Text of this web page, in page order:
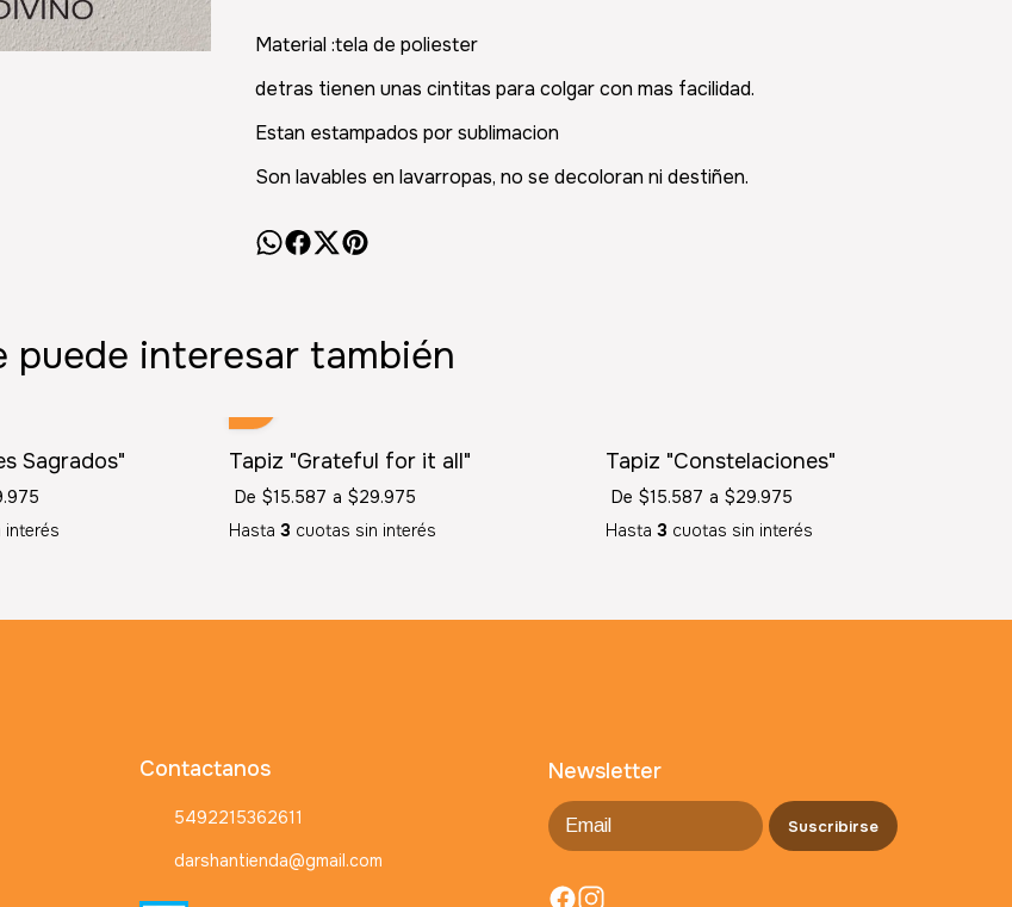
Material :tela de poliester
detras tienen unas cintitas para colgar con mas facilidad.
Estan estampados por sublimacion
Son lavables en lavarropas, no se decoloran ni destiñen.
puede interesar también
Sagrados"
interés
Tapiz "Grateful for it all"
De $15.587 a $29.975
Hasta 3 cuotas sin interés
SIN STOCK
Tapiz "Constelaciones"
De $15.587 a $29.975
Hasta 3 cuotas sin interés
Contactanos
5492215362611
darshantienda@gmail.com
Newsletter
Suscribirse